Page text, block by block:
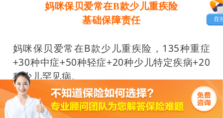
妈咪保贝爱常在B款少儿重疾险
基础保障责任
妈咪保贝爱常在B款少儿重疾险，135种重症
+30种中症+50种轻症+20种少儿特定疾病+20
种少儿罕见病。
共215种疾病，保障范围非常广泛，高发、常